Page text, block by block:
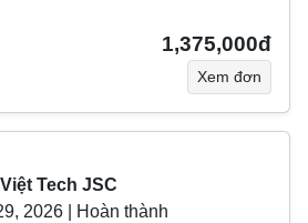
1,375,000đ
Xem đơn
Tech JSC
2026
Hoàn thành